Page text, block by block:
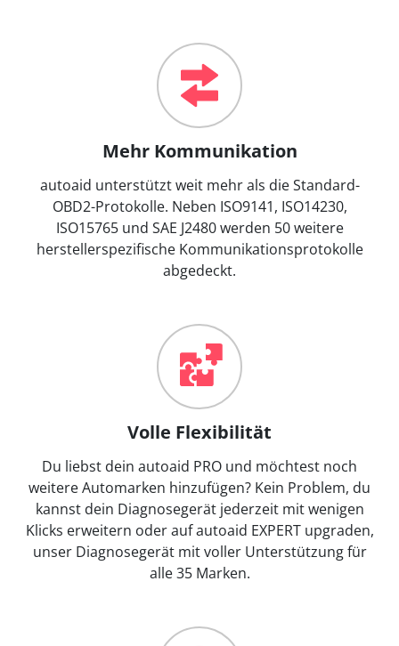
Mehr Kommunikation
autoaid unterstützt weit mehr als die Standard-
OBD2-Protokolle. Neben ISO9141, ISO14230,
ISO15765 und SAE J2480 werden 50 weitere
herstellerspezifische Kommunikationsprotokolle
abgedeckt.
Volle Flexibilität
Du liebst dein autoaid PRO und möchtest noch
weitere Automarken hinzufügen? Kein Problem, du
kannst dein Diagnosegerät jederzeit mit wenigen
Klicks erweitern oder auf autoaid EXPERT upgraden,
unser Diagnosegerät mit voller Unterstützung für
alle 35 Marken.